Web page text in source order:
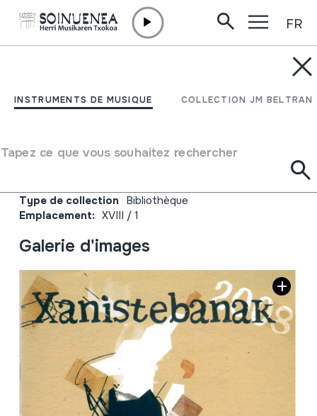
INSTRUMENTS DE MUSIQUE COLLECTION JM BELTRAN
Tapez ce que vous souhaitez rechercher
FR
Xanistebanak 2008;
ekintzen egitaraua
Type de collection Bibliothèque
Emplacement: XVIII / 1
Galerie d'images